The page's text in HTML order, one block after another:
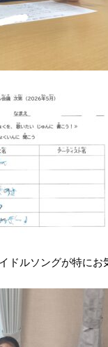
ドルソングが特にお